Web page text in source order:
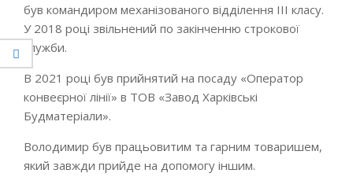
був командиром механізованого відділення ІІІ класу.
У 2018 році звільнений по закінченню строкової
служби.
В 2021 році був прийнятий на посаду «Оператор
конвеєрної лінії» в ТОВ «Завод Харківські
Будматеріали».
Володимир був працьовитим та гарним товаришем,
який завжди прийде на допомогу іншим.